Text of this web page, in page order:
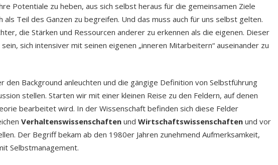
Potentiale zu heben, aus sich selbst heraus für die gemeinsamen Ziele
als Teil des Ganzen zu begreifen. Und das muss auch für uns selbst gelten.
die Stärken und Ressourcen anderer zu erkennen als die eigenen. Dieser
sich intensiver mit seinen eigenen „inneren Mitarbeitern“ auseinander zu
den Background anleuchten und die gängige Definition von Selbstführung
stellen. Starten wir mit einer kleinen Reise zu den Feldern, auf denen
bearbeitet wird. In der Wissenschaft befinden sich diese Felder
Verhaltenswissenschaften undWirtschaftswissenschaften und vor
Der Begriff bekam ab den 1980er Jahren zunehmend Aufmerksamkeit,
Selbstmanagement.